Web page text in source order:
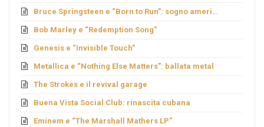
Bruce Springsteen e “Born to Run”: sogno americano
Bob Marley e “Redemption Song”
Genesis e “Invisible Touch”
Metallica e “Nothing Else Matters”: ballata metal
The Strokes e il revival garage
Buena Vista Social Club: rinascita cubana
Eminem e “The Marshall Mathers LP”